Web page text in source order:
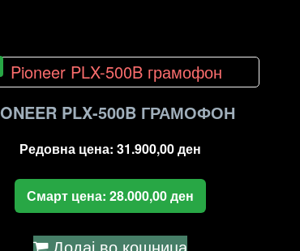
PLX-500B ГРАМОФОН
Редовна цена: 31.900,00ден
Смарт цена: 28.000,00ден